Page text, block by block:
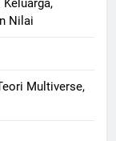
Nilai
Multiverse,